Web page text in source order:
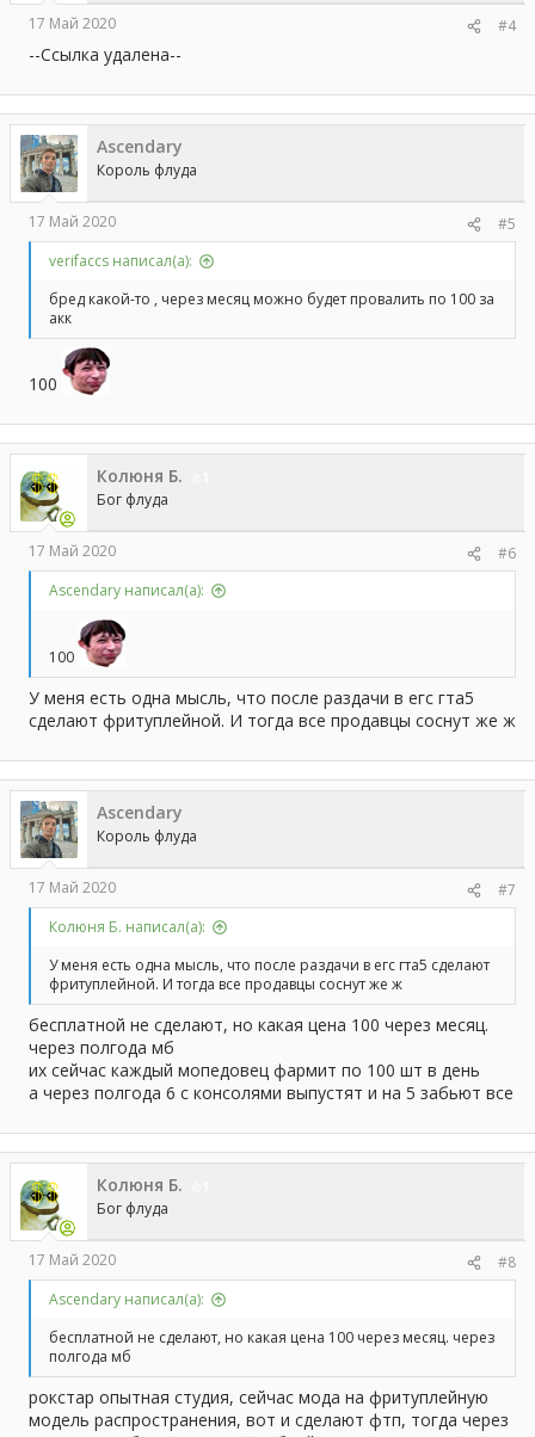
17 Май 2020 #4
--Ссылка удалена--
Ascendary
Король флуда
17 Май 2020
#5
verifaccs написал(а):
бред какой-то , через месяц можно будет провалить по 100 за
акк
100
Колюня Б.
Бог флуда
17 Май 2020
#6
Ascendary написал(а):
100
У меня есть одна мысль, что после раздачи в егс гта5
сделают фритуплейной. И тогда все продавцы соснут же ж
Ascendary
Король флуда
17 Май 2020
#7
Колюня Б. написал(а):
У меня есть одна мысль, что после раздачи в егс гта5 сделают
фритуплейной. И тогда все продавцы соснут же ж
бесплатной не сделают, но какая цена 100 через месяц.
через полгода мб
их сейчас каждый мопедовец фармит по 100 шт в день
а через полгода 6 с консолями выпустят и на 5 забьют все
Колюня Б.
Бог флуда
17 Май 2020
#8
Ascendary написал(а):
бесплатной не сделают, но какая цена 100 через месяц. через
полгода мб
рокстар опытная студия, сейчас мода на фритуплейную
модель распространения, вот и сделают фтп, тогда через